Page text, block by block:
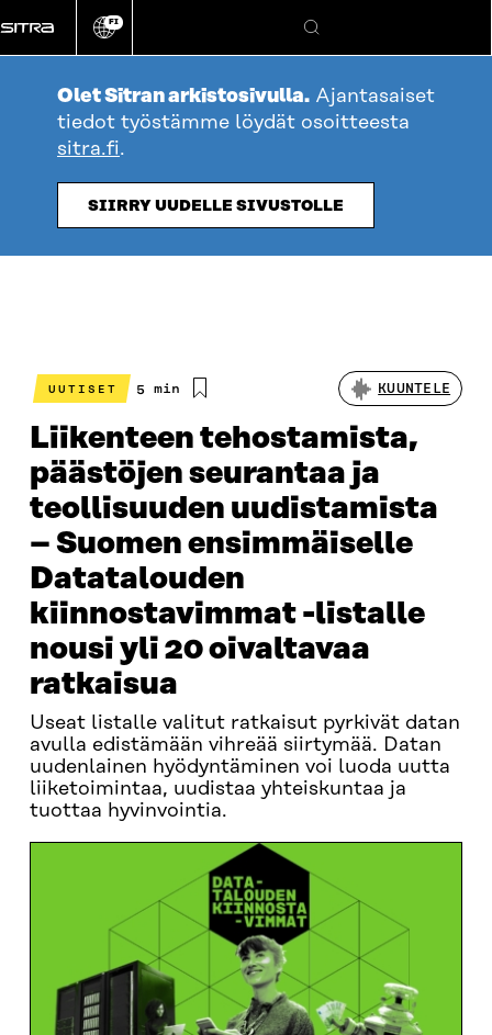
suoraan
sisältöön
Vaihda
kieli
FI
Hae
Olet Sitran arkistosivulla. Ajantasaiset
tiedot työstämme löydät osoitteesta
sitra.fi.
SIIRRY UUDELLE SIVUSTOLLE
UUTISET
Arvioitu
5 min KUUNTELE
Liikenteen tehostamista,
päästöjen seurantaa ja
teollisuuden uudistamista
– Suomen ensimmäiselle
Datatalouden
kiinnostavimmat -listalle
nousi yli 20 oivaltavaa
ratkaisua
Useat listalle valitut ratkaisut pyrkivät datan
avulla edistämään vihreää siirtymää. Datan
uudenlainen hyödyntäminen voi luoda uutta
liiketoimintaa, uudistaa yhteiskuntaa ja
tuottaa hyvinvointia.